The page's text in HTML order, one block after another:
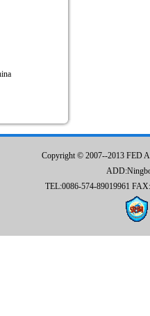
Copyright © 2007--2013 FED
TEL:0086-574-89019961